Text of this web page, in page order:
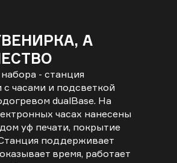
А
- станция
часами и подсветкой
dualBase. На
часах нанесены
уф печати, покрытие
поддерживает
время, работает